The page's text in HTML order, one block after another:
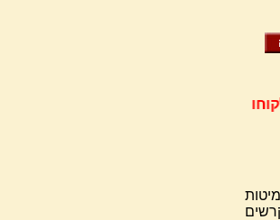
יקרים. האתר סגור לרגל שיפוצים